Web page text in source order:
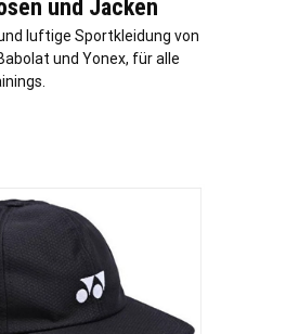
und Jacken
luftige Sportkleidung von
und Yonex, für alle